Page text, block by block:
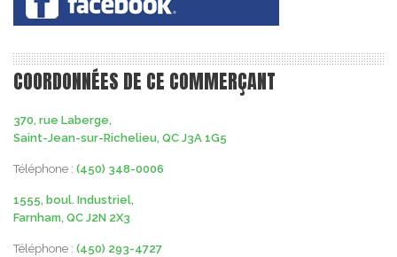
COORDONNÉES DE CE COMMERÇANT
370, rue Laberge,
Saint-Jean-sur-Richelieu, QC J3A 1G5
Téléphone : (450) 348-0006
1555, boul. Industriel,
Farnham, QC J2N 2X3
Téléphone : (450) 293-4727